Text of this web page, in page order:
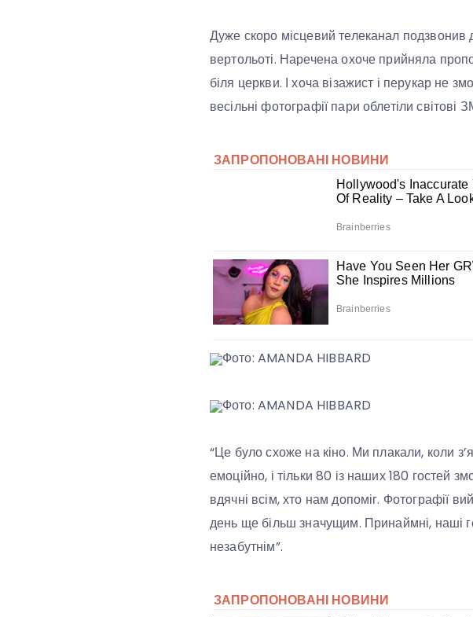
Дуже скоро місцевий телеканал подзвонив
вертольоті. Наречена охоче прийняла
біля церкви. І хоча візажист і перукар не
весільні фотографії пари облетіли світові
Фото: AMANDA HIBBARD
Фото: AMANDA HIBBARD
“Це було схоже на кіно. Ми плакали, коли
емоційно, і тільки 80 із наших 180 гостей
вдячні всім, хто нам допоміг. Фотографії
день ще більш значущим. Принаймні, наші
незабутнім”.